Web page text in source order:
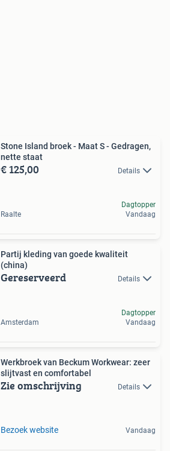
Stone Island broek - Maat S - Gedragen,
nette staat
€ 125,00 Details
Raalte
Dagtopper
Vandaag
Partij kleding van goede kwaliteit
(china)
Gereserveerd Details
Amsterdam
Dagtopper
Vandaag
Werkbroek van Beckum Workwear: zeer
slijtvast en comfortabel
Zie omschrijving Details
Bezoek website Vandaag